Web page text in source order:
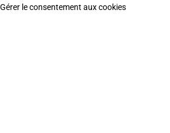
Gérer le consentement aux cookies